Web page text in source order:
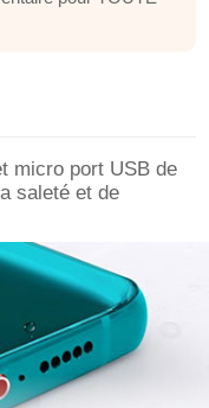
micro port USB de
saleté et de